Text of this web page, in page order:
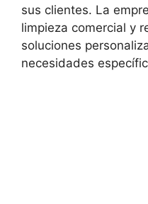
sus clientes. La
limpieza comercial y
soluciones
necesidades